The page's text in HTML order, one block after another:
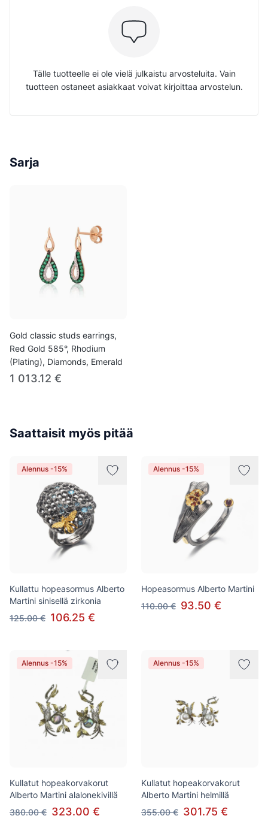
Tälle tuotteelle ei ole vielä julkaistu arvosteluita. Vain
tuotteen ostaneet asiakkaat voivat kirjoittaa arvostelun.
Sarja
Gold classic studs earrings,
Red Gold 585°, Rhodium
(Plating), Diamonds, Emerald
1 013.12 €
Saattaisit myös pitää
Alennus -15%
Kullattu hopeasormus Alberto
Martini sinisellä zirkonia
125.00 € 106.25 €
Alennus -15%
Hopeasormus Alberto Martini
110.00 € 93.50 €
Alennus -15%
Kullatut hopeakorvakorut
Alberto Martini alalonekivillä
380.00 € 323.00 €
Alennus -15%
Kullatut hopeakorvakorut
Alberto Martini helmillä
355.00 € 301.75 €